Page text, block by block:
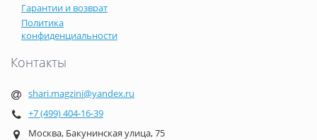
Гарантии и возврат
Политика
конфиденциальности
Контакты
shari.magzini@yandex.ru
+7 (499) 404-16-39
Москва, Бакунинская улица, 75